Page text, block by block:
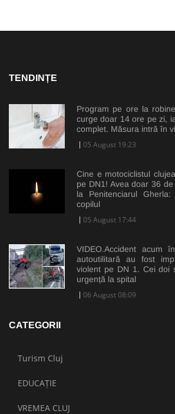
TENDINȚE
Program pe ore la
curge doar 14 ore pe zi,
complet. Măsura intră în
05 August 19:23
Cine e motociclistul
pe DN1! Avea doar 36
la Penitenciarul
copilul
05 August 17:44
VIDEO.Accident
autoutilitară au fost
violent pe DN 1. Cei doi
urgență la spital
06 August 08:09
CATEGORII
Turism Cluj
EDUCAȚIE
VREMEA CLUJ